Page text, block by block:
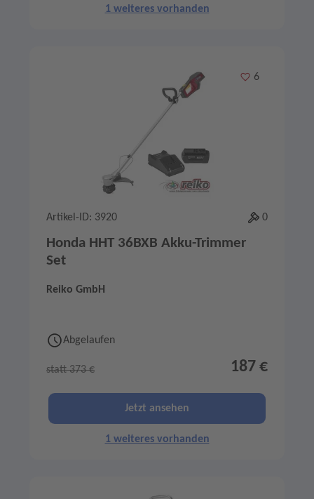
1 weiteres vorhanden
Merken
6
Artikel-ID: 3920 0
Honda HHT 36BXB Akku-Trimmer
Set
Reiko GmbH
Abgelaufen
statt 373 € 187 €
Jetzt ansehen
1 weiteres vorhanden